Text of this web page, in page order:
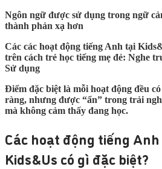
Ngôn ngữ được sử dụng trong ngữ
thành phản xạ hơn
Các các hoạt động tiếng Anh tại
trên cách trẻ học tiếng mẹ đẻ: Nghe
Sử dụng
Điểm đặc biệt là mỗi hoạt động đều
ràng, nhưng được “ẩn” trong trải
mà không cảm thấy đang học.
Các hoạt động tiếng
Kids&Us có gì đặc biệt?